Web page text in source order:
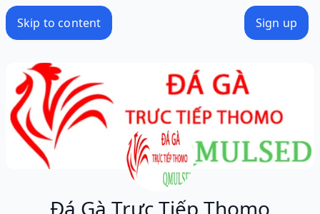
Skip to content Sign up
Đá Gà Trực Tiếp Thomo